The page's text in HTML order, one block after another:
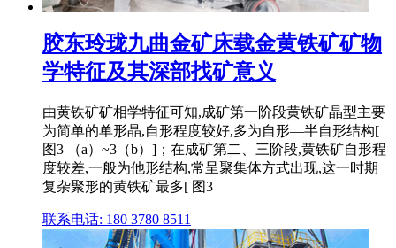
胶东玲珑九曲金矿床载金黄铁矿矿物
学特征及其深部找矿意义
由黄铁矿矿相学特征可知,成矿第一阶段黄铁矿晶型主要
为简单的单形晶,自形程度较好,多为自形—半自形结构[
图3 （a）~3（b）]；在成矿第二、三阶段,黄铁矿自形程
度较差,一般为他形结构,常呈聚集体方式出现,这一时期
复杂聚形的黄铁矿最多[ 图3
联系电话: 180 3780 8511